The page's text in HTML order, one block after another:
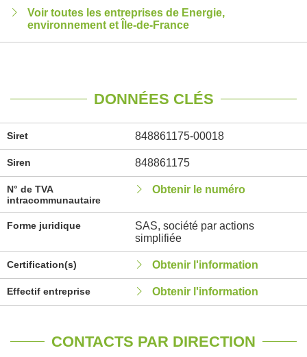
Voir toutes les entreprises de Energie,
environnement et Île-de-France
DONNÉES CLÉS
Siret 848861175-00018
Siren 848861175
N° de TVA
intracommunautaire
Obtenir le numéro
Forme juridique
SAS, société par actions
simplifiée
Certification(s) Obtenir l'information
Effectif entreprise Obtenir l'information
CONTACTS PAR DIRECTION